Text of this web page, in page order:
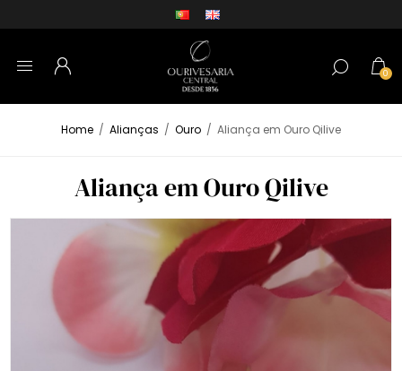
0
Home / Alianças / Ouro / Aliança em Ouro Qilive
Aliança em Ouro Qilive